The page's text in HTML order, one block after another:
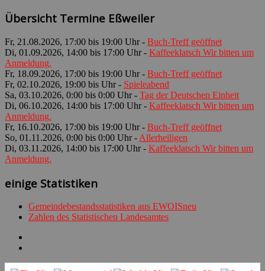
Übersicht Termine Eßweiler
Fr, 21.08.2026, 17:00 bis 19:00 Uhr - Buch-Treff geöffnet
Di, 01.09.2026, 14:00 bis 17:00 Uhr - Kaffeeklatsch Wir bitten um
Anmeldung.
Fr, 18.09.2026, 17:00 bis 19:00 Uhr - Buch-Treff geöffnet
Fr, 02.10.2026, 19:00 bis Uhr - Spieleabend
Sa, 03.10.2026, 0:00 bis 0:00 Uhr - Tag der Deutschen Einheit
Di, 06.10.2026, 14:00 bis 17:00 Uhr - Kaffeeklatsch Wir bitten um
Anmeldung.
Fr, 16.10.2026, 17:00 bis 19:00 Uhr - Buch-Treff geöffnet
So, 01.11.2026, 0:00 bis 0:00 Uhr - Allerheiligen
Di, 03.11.2026, 14:00 bis 17:00 Uhr - Kaffeeklatsch Wir bitten um
Anmeldung.
einige Statistiken
Gemeindebestandsstatistiken aus EWOISneu
Zahlen des Statistischen Landesamtes